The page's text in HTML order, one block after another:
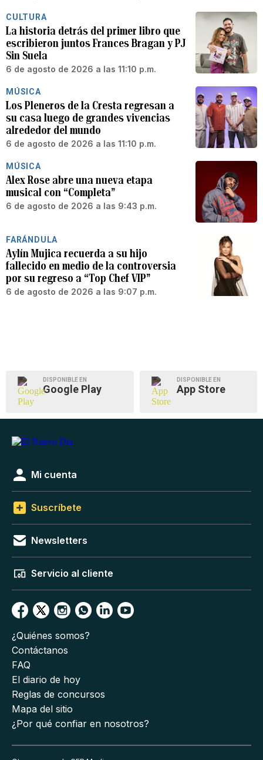
CULTURA
La historia detrás del primer libro que
escribieron juntos Frances Bragan y PJ
Sin Suela
6 de agosto de 2026 a las 11:10 p.m.
MÚSICA
Los Pleneros de la Cresta regresan a
su casa luego de grandes vivencias
alrededor del mundo
6 de agosto de 2026 a las 11:10 p.m.
MÚSICA
Alex Rose abre una nueva etapa
musical con “Completa”
6 de agosto de 2026 a las 9:43 p.m.
FARÁNDULA
Aylín Mujica recuerda a su hijo
fallecido en medio de la controversia
por su regreso a “Top Chef VIP”
6 de agosto de 2026 a las 9:07 p.m.
DISPONIBLE EN
Google Play
DISPONIBLE EN
App Store
Mi cuenta
Suscríbete
Newsletters
Servicio al cliente
¿Quiénes somos?
Contáctanos
FAQ
El diario de hoy
Reglas de concursos
Mapa del sitio
¿Por qué confiar en nosotros?